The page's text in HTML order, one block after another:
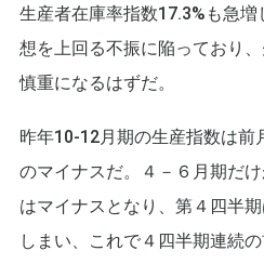
生産者在庫率指数17.3%も急
想を上回る不振に陥っており
慎重になるはずだ。
昨年10-12月期の生産指数は前
のマイナスだ。４－６月期だ
はマイナスとなり、第４四半
しまい、これで４四半期連続